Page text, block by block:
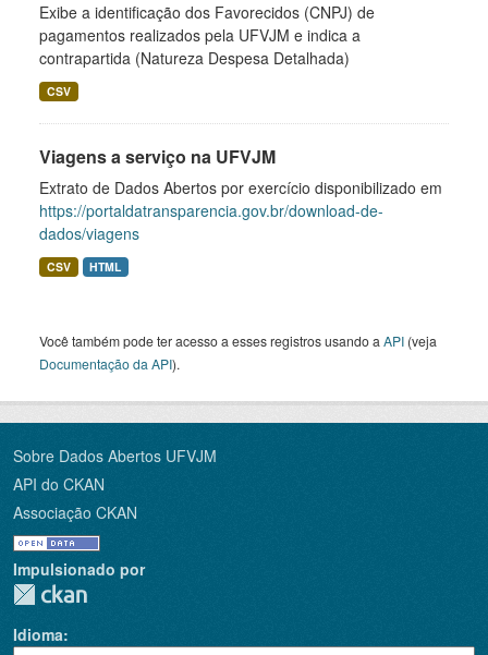
Exibe a identificação dos Favorecidos (CNPJ) de
pagamentos realizados pela UFVJM e indica a
contrapartida (Natureza Despesa Detalhada)
CSV
Viagens a serviço na UFVJM
Extrato de Dados Abertos por exercício disponibilizado em
https://portaldatransparencia.gov.br/download-de-
dados/viagens
CSV HTML
Você também pode ter acesso a esses registros usando a API (veja
Documentação da API).
Sobre Dados Abertos UFVJM
API do CKAN
Associação CKAN
Impulsionado por
Idioma